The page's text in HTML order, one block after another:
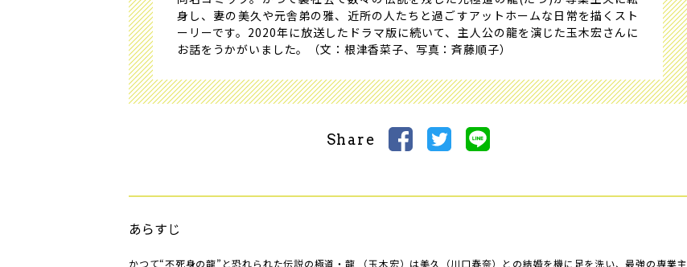
身し、妻の美久や元舎弟の雅、近所の人たちと過ごすアットホームな日常を描くスト
ーリーです。2020年に放送したドラマ版に続いて、主人公の龍を演じた玉木宏さんに
お話をうかがいました。（文：根津香菜子、写真：斉藤順子）
Share
あらすじ
かつて“不死身の龍”と恐れられた伝説の極道・龍 （玉木宏）は美久（川口春奈）との結婚を機に足を洗い、最強の専業主